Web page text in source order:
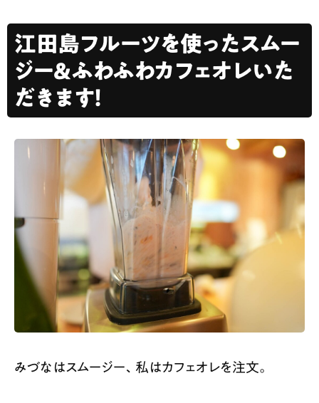
江田島フルーツを使ったスムー
ジー＆ふわふわカフェオレいた
だきます！
みづなはスムージー、私はカフェオレを注文。